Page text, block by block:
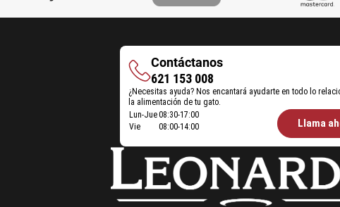
Contáctanos
Contáctanos
621 153 008
¿Necesitas ayuda? Nos encantará ayudarte en todo lo
la alimentación de tu gato.
Öffnungszeiten
Lun-Jue08:30-17:00
Vie
08:00-14:00 Llama